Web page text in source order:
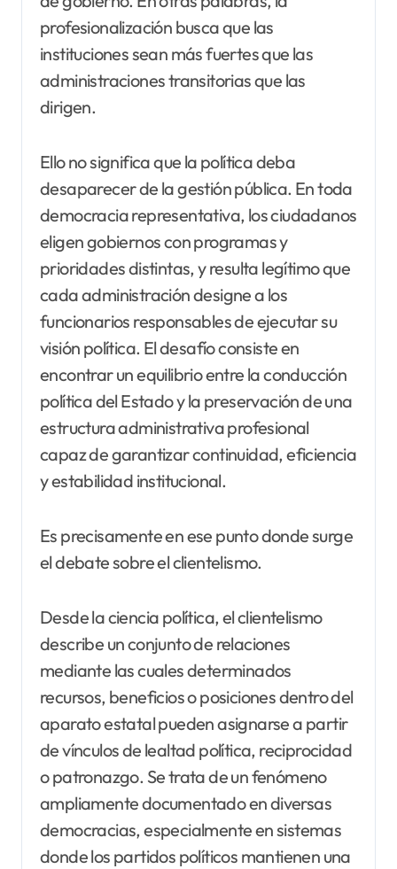
profesionalización busca que las
instituciones sean más fuertes que las
administraciones transitorias que las
dirigen.
Ello no significa que la política deba
desaparecer de la gestión pública. En toda
democracia representativa, los ciudadanos
eligen gobiernos con programas y
prioridades distintas, y resulta legítimo que
cada administración designe a los
funcionarios responsables de ejecutar su
visión política. El desafío consiste en
encontrar un equilibrio entre la conducción
política del Estado y la preservación de una
estructura administrativa profesional
capaz de garantizar continuidad, eficiencia
y estabilidad institucional.
Es precisamente en ese punto donde surge
el debate sobre el clientelismo.
Desde la ciencia política, el clientelismo
describe un conjunto de relaciones
mediante las cuales determinados
recursos, beneficios o posiciones dentro del
aparato estatal pueden asignarse a partir
de vínculos de lealtad política, reciprocidad
o patronazgo. Se trata de un fenómeno
ampliamente documentado en diversas
democracias, especialmente en sistemas
donde los partidos políticos mantienen una